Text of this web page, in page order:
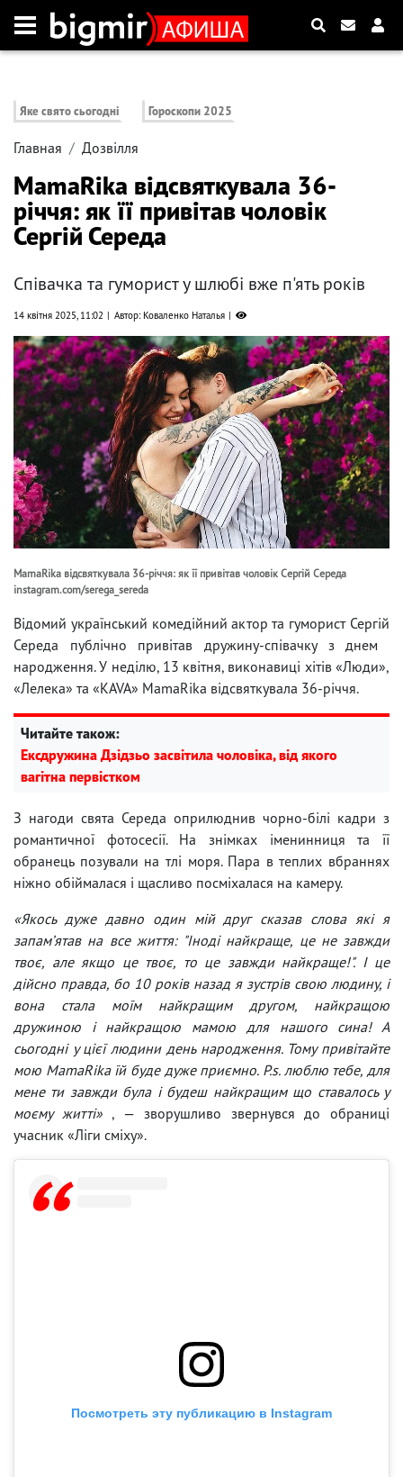
Яке свято сьогодні Гороскопи 2025
Главная Дозвілля
MamaRika відсвяткувала 36-
річчя: як її привітав чоловік
Сергій Середа
Співачка та гуморист у шлюбі вже п'ять років
14 квітня 2025, 11:02 Автор: Коваленко Наталья
MamaRika відсвяткувала 36-річчя: як її привітав чоловік Сергій Середа
instagram.com/serega_sereda
Відомий український комедійний актор та гуморист Сергій
Середа публічно привітав дружину-співачку з днем ​​
народження. У неділю, 13 квітня, виконавиці хітів «Люди»,
«Лелека» та «KAVA» MamaRika відсвяткувала 36-річчя.
Читайте також:
Ексдружина Дзідзьо засвітила чоловіка, від якого
вагітна первістком
З нагоди свята Середа оприлюднив чорно-білі кадри з
романтичної фотосесії. На знімках іменинниця та її
обранець позували на тлі моря. Пара в теплих вбраннях
ніжно обіймалася і щасливо посміхалася на камеру.
«Якось дуже давно один мій друг сказав слова які я
запамʼятав на все життя: "Іноді найкраще, це не завжди
твоє, але якщо це твоє, то це завжди найкраще!". І це
дійсно правда, бо 10 років назад я зустрів свою людину, і
вона стала моїм найкращим другом, найкращою
дружиною і найкращою мамою для нашого сина! А
сьогодні у цієї людини день народження. Тому привітайте
мою MamaRika їй буде дуже приємно. P.s. люблю тебе, для
мене ти завжди була і будеш найкращим що ставалось у
моєму житті», — зворушливо звернувся до обраниці
учасник «Ліги сміху».
Посмотреть эту публикацию в Instagram